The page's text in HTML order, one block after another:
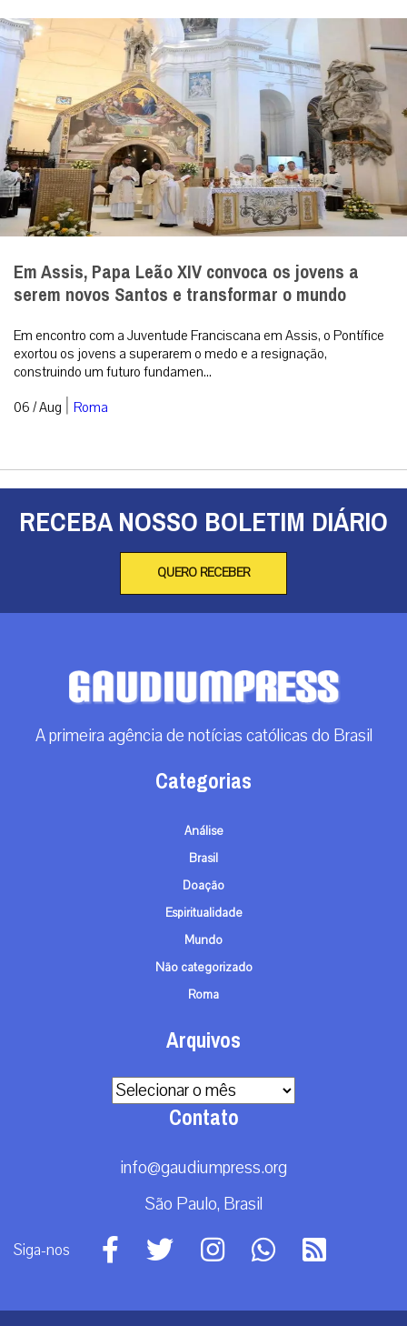
Em Assis, Papa Leão XIV convoca os jovens a
serem novos Santos e transformar o mundo
Em encontro com a Juventude Franciscana em Assis, o Pontífice
exortou os jovens a superarem o medo e a resignação,
construindo um futuro fundamen...
06 / Aug | Roma
RECEBA NOSSO BOLETIM DIÁRIO
QUERO RECEBER
A primeira agência de notícias católicas do Brasil
Categorias
Análise
Brasil
Doação
Espiritualidade
Mundo
Não categorizado
Roma
Arquivos
Arquivos
Contato
info@gaudiumpress.org
São Paulo, Brasil
Siga-nos